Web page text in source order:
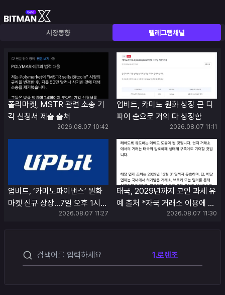
시장동향 텔레그램채널
폴리마켓, MSTR 관련 소송 기
각 신청서 제출 출처
2026.08.07 10:42
업비트, 카미노 원화 상장 큰 디
파이 순으로 거의 다 상장함
2026.08.07 11:11
업비트, ‘카미노파이낸스’ 원화
마켓 신규 상장…7일 오후 1시
30분 거래 시작 예정 국내 디지
털자산(가상자산) 거래소 업비
Finance·KMNO)를 원화
(KRW) 마켓에 신규 상장한다고
👉
2026.08.07 11:27
태국, 2029년까지 코인 과세 유
예 출처 *자국 거래소 이용에 한
수 증대로 이어질 것으로 예상한
2026.08.07 11:30
1.로렌조